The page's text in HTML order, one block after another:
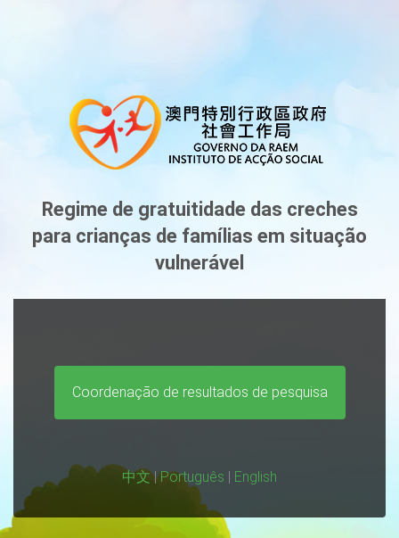
Regime de gratuitidade das creches
para crianças de famílias em situação
vulnerável
Coordenação de resultados de pesquisa
中文|Português | English